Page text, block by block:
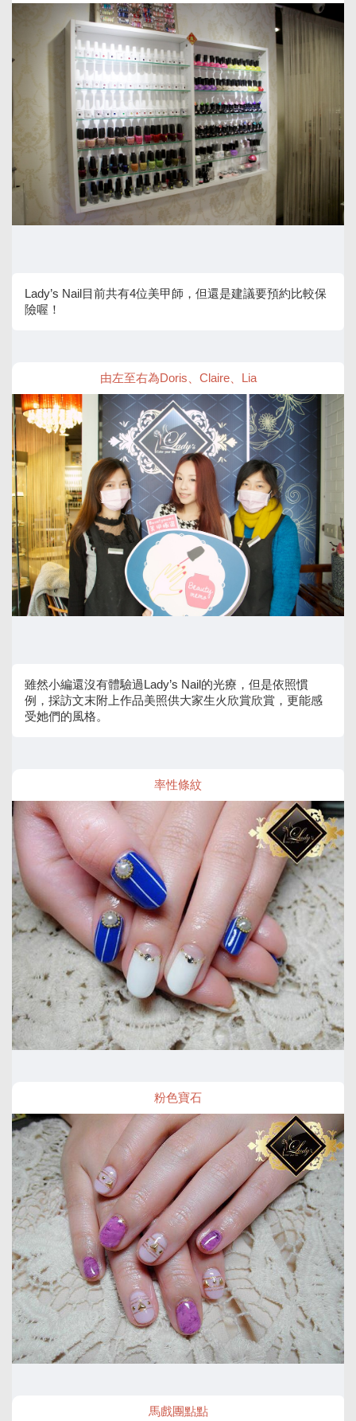
Lady’s Nail目前共有4位美甲師，但還是建議要預約比較保
險喔！
由左至右為Doris、Claire、Lia
雖然小編還沒有體驗過Lady’s Nail的光療，但是依照慣
例，採訪文末附上作品美照供大家生火欣賞欣賞，更能感
受她們的風格。
率性條紋
粉色寶石
馬戲團點點